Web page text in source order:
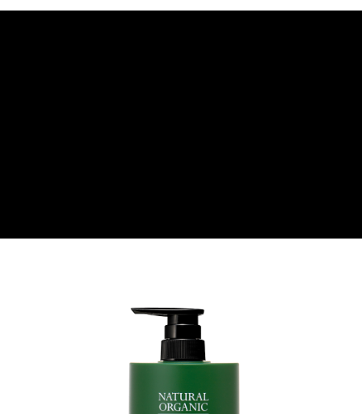
每筆NT$60，滿NT$880(含以上)免運費